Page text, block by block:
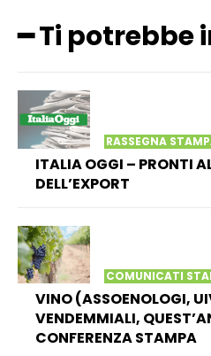
━ Ti potrebbe
RASSEGNA
ITALIA OGGI – PRONTI
DELL’EXPORT
COMUNICATI
VINO (ASSOENOLOGI,
VENDEMMIALI,
CONFERENZA STAMPA